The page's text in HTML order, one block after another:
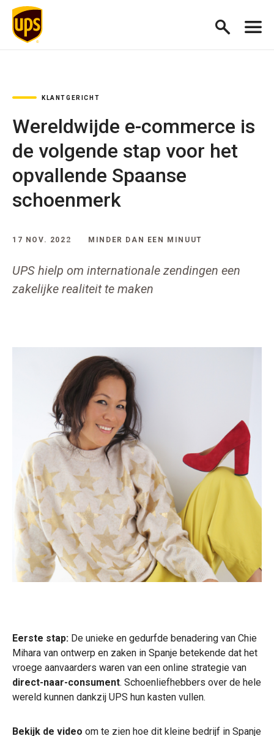
KLANTGERICHT
Wereldwijde e-commerce is
de volgende stap voor het
opvallende Spaanse
schoenmerk
17 NOV. 2022 MINDER DAN EEN MINUUT
UPS hielp om internationale zendingen een
zakelijke realiteit te maken
Eerste stap: De unieke en gedurfde benadering van Chie
Mihara van ontwerp en zaken in Spanje betekende dat het
vroege aanvaarders waren van een online strategie van
direct-naar-consument. Schoenliefhebbers over de hele
wereld kunnen dankzij UPS hun kasten vullen.
Bekijk de video om te zien hoe dit kleine bedrijf in Spanje